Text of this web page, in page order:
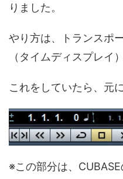
りました。
やり方は、トランスポ
（タイムディスプレイ
これをしていたら、元
※この部分は、